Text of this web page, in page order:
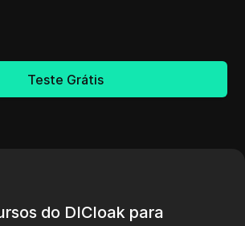
Teste Grátis
do DICloak para